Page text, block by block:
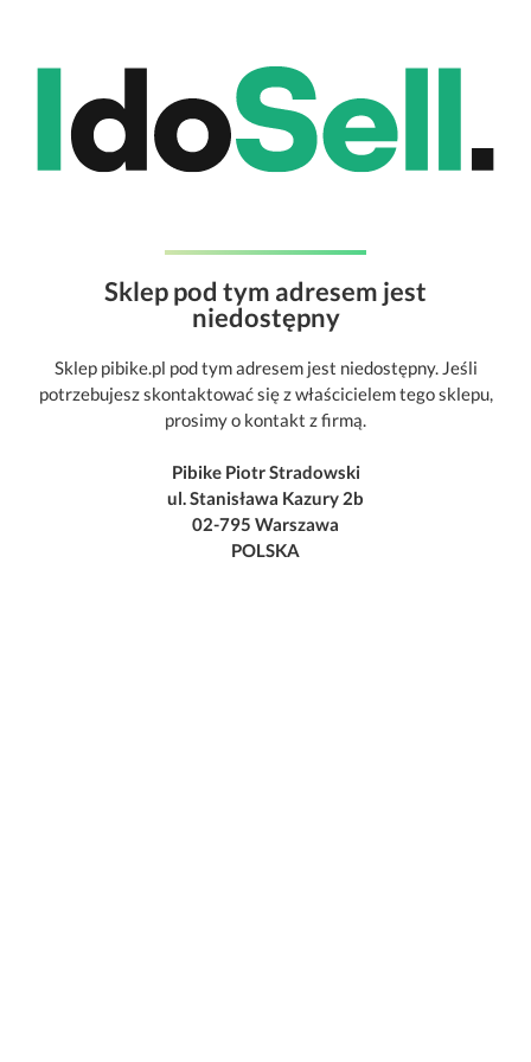
Sklep pod tym adresem jest
niedostępny
Sklep pibike.pl pod tym adresem jest niedostępny. Jeśli
potrzebujesz skontaktować się z właścicielem tego sklepu,
prosimy o kontakt z firmą.
Pibike Piotr Stradowski
ul. Stanisława Kazury 2b
02-795 Warszawa
POLSKA